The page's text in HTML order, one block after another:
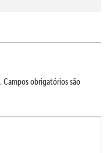
Campos obrigatórios são